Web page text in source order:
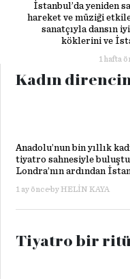
İstanbul’da yeniden
hareket ve müziği
sanatçıyla dansın
köklerini ve
1 hafta
Kadın
Anadolu’nun bin yıllık
tiyatro sahnesiyle
Londra’nın ardından
ekolojik bir perspektifle
izini süren oyunu; yazar
1 ay öncebyHELIN KAYA
Tiyatro bir